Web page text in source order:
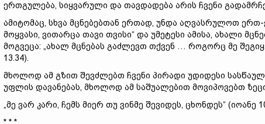
ერთგულება, სიყვარული და თავდადება არის ჩვენი
ამიტომაც, სხვა მცნებებთან ერთად, უნდა აღვასრულოთ
მოყვასი, ვითარცა თავი თვისი“ და უმეტესი ამისა, ახალი
მოგვეცა: „ახალ მცნებას გაძლევთ თქვენ … როგორც მე
13.34).
მხოლოდ ამ გზით შევძლებთ ჩვენი პირადი უდიდესი
უფლის დავანებას, მხოლოდ ამ საშუალებით მოვიპოვებთ
„მე ვარ კარი, ჩემს მიერ თუ ვინმე შევიდეს, ცხონდეს“ (იოანე